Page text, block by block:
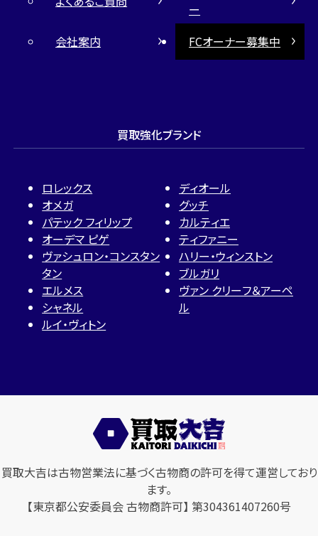
ー
会社案内
FCオーナー募集中
買取強化ブランド
ロレックス
オメガ
パテック フィリップ
オーデマ ピゲ
ヴァシュロン・コンスタン
タン
エルメス
シャネル
ルイ・ヴィトン
ディオール
グッチ
カルティエ
ティファニー
ハリー・ウィンストン
ブルガリ
ヴァン クリーフ＆アーペ
ル
買取大吉は古物営業法に基づく古物商の許可を得て運営しており
ます。
【東京都公安委員会 古物商許可】 第304361407260号